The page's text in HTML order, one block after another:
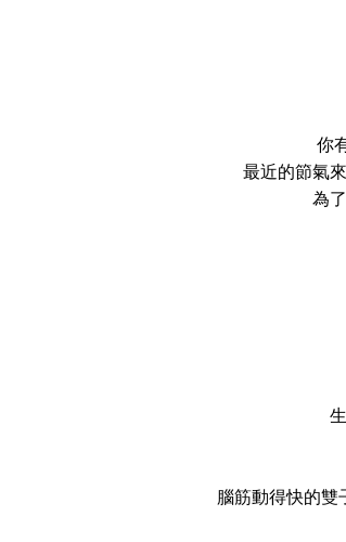
你
最近的節氣
為
腦筋動得快的雙